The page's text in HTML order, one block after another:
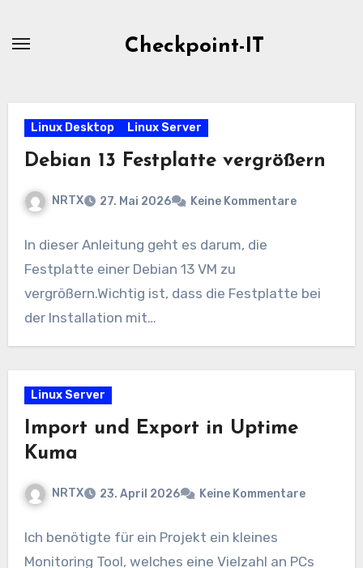
Checkpoint-IT
Linux Desktop Linux Server
Debian 13 Festplatte vergrößern
NRTX 27. Mai 2026 Keine Kommentare
In dieser Anleitung geht es darum, die
Festplatte einer Debian 13 VM zu
vergrößern.Wichtig ist, dass die Festplatte bei
der Installation mit…
Linux Server
Import und Export in Uptime
Kuma
NRTX 23. April 2026 Keine Kommentare
Ich benötigte für ein Projekt ein kleines
Monitoring Tool, welches eine Vielzahl an PCs